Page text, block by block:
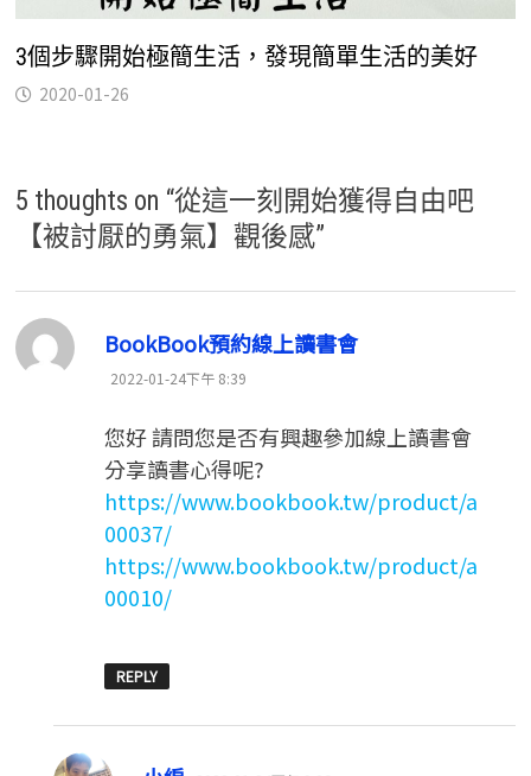
3個步驟開始極簡生活，發現簡單生活的美好
2020-01-26
5 thoughts on “從這一刻開始獲得自由吧
【被討厭的勇氣】觀後感”
BookBook預約線上讀書會表
2022-01-24下午 8:39
您好 請問您是否有興趣參加線上讀書會
分享讀書心得呢?
https://www.bookbook.tw/product/a
00037/
https://www.bookbook.tw/product/a
00010/
REPLY